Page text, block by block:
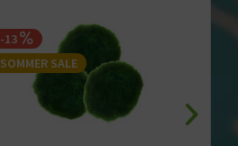
-13
SOMMER SALE